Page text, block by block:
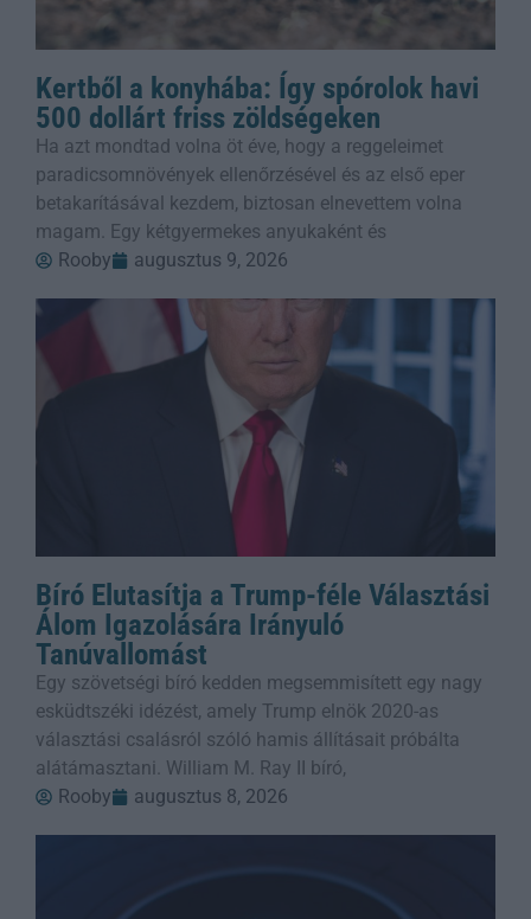
Kertből a konyhába: Így spórolok havi
500 dollárt friss zöldségeken
Ha azt mondtad volna öt éve, hogy a reggeleimet
paradicsomnövények ellenőrzésével és az első eper
betakarításával kezdem, biztosan elnevettem volna
magam. Egy kétgyermekes anyukaként és
Rooby
augusztus 9, 2026
Bíró Elutasítja a Trump-féle Választási
Álom Igazolására Irányuló
Tanúvallomást
Egy szövetségi bíró kedden megsemmisített egy nagy
esküdtszéki idézést, amely Trump elnök 2020-as
választási csalásról szóló hamis állításait próbálta
alátámasztani. William M. Ray II bíró,
Rooby
augusztus 8, 2026